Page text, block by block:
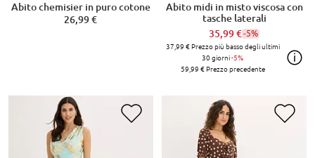
Abito chemisier in puro cotone
26,99 €
Abito midi in misto viscosa con
tasche laterali
35,99 €-5%
37,99 €Prezzo più basso degli ultimi
30 giorni-5%
59,99 €Prezzo precedente